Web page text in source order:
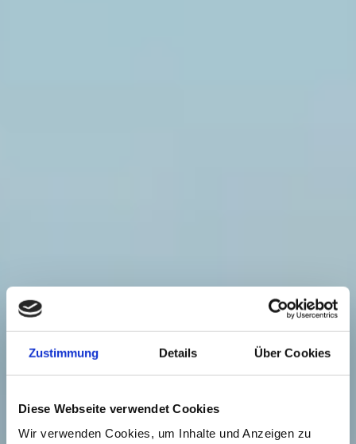
Zustimmung Details Über Cookies
Diese Webseite verwendet Cookies
Wir verwenden Cookies, um Inhalte und Anzeigen zu